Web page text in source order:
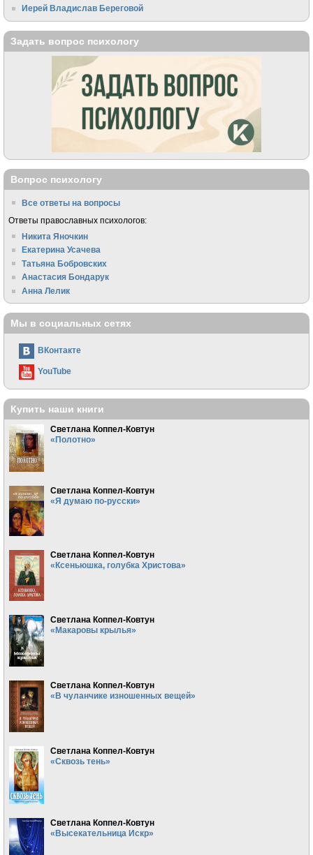
Иерей Владислав Береговой
Задать вопрос психологу
Вопрос психологу
Все ответы на вопросы
Ответы православных психологов:
Никита Яночкин
Екатерина Усачева
Татьяна Бобровских
Анастасия Бондарук
Анна Лелик
Мы в социальных сетях
ВКонтакте
YouTube
Купить наши книги
Светлана Коппел-Ковтун
«Полотно»
Светлана Коппел-Ковтун
«Я думаю по-русски»
Светлана Коппел-Ковтун
«Ксеньюшка, голубка Христова»
Светлана Коппел-Ковтун
«Макаровы крылья»
Светлана Коппел-Ковтун
«В чуланчике изношенных вещей»
Светлана Коппел-Ковтун
«Сквозь тень»
Светлана Коппел-Ковтун
«Высекательница Искр»